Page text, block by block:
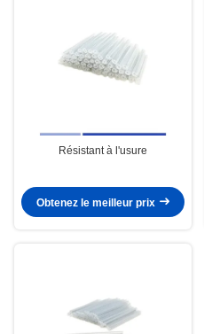
Résistant à l'usure
Obtenez le meilleur prix